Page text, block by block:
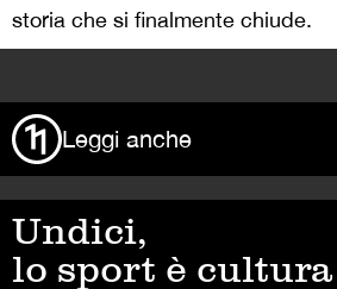
storia che si finalmente chiude.
Leggi anche
Undici,
lo sport è cultura